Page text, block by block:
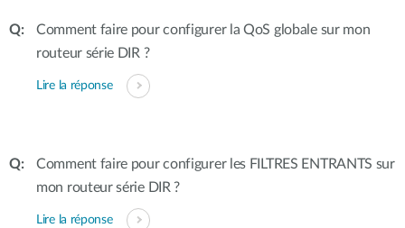
Comment faire pour configurer la QoS globale sur mon
routeur série DIR ?
Lire la réponse
Comment faire pour configurer les FILTRES ENTRANTS sur
mon routeur série DIR ?
Lire la réponse